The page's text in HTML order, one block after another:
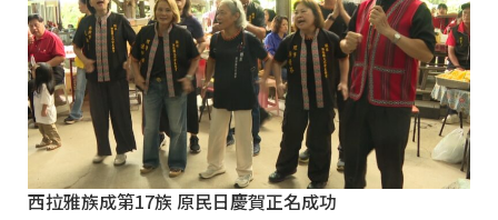
西拉雅族成第17族 原民日慶賀正名成功